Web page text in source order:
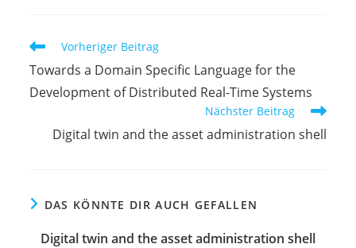
Weitere
ansehen
Vorheriger Beitrag
Towards a Domain Specific Language for the
Development of Distributed Real-Time Systems
Nächster Beitrag
Digital twin and the asset administration shell
DAS KÖNNTE DIR AUCH GEFALLEN
Digital twin and the asset administration shell